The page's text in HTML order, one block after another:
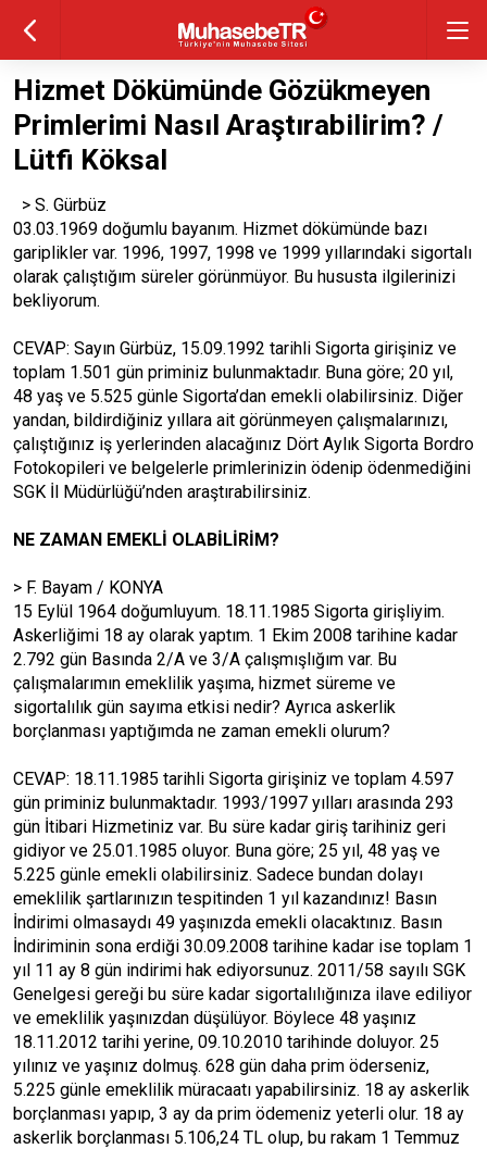
Hizmet Dökümünde Gözükmeyen
Primlerimi Nasıl Araştırabilirim? /
Lütfi Köksal
> S. Gürbüz
03.03.1969 doğumlu bayanım. Hizmet dökümünde bazı
gariplikler var. 1996, 1997, 1998 ve 1999 yıllarındaki sigortalı
olarak çalıştığım süreler görünmüyor. Bu hususta ilgilerinizi
bekliyorum.
CEVAP: Sayın Gürbüz, 15.09.1992 tarihli Sigorta girişiniz ve
toplam 1.501 gün priminiz bulunmaktadır. Buna göre; 20 yıl,
48 yaş ve 5.525 günle Sigorta’dan emekli olabilirsiniz. Diğer
yandan, bildirdiğiniz yıllara ait görünmeyen çalışmalarınızı,
çalıştığınız iş yerlerinden alacağınız Dört Aylık Sigorta Bordro
Fotokopileri ve belgelerle primlerinizin ödenip ödenmediğini
SGK İl Müdürlüğü’nden araştırabilirsiniz.
NE ZAMAN EMEKLİ OLABİLİRİM?
> F. Bayam / KONYA
15 Eylül 1964 doğumluyum. 18.11.1985 Sigorta girişliyim.
Askerliğimi 18 ay olarak yaptım. 1 Ekim 2008 tarihine kadar
2.792 gün Basında 2/A ve 3/A çalışmışlığım var. Bu
çalışmalarımın emeklilik yaşıma, hizmet süreme ve
sigortalılık gün sayıma etkisi nedir? Ayrıca askerlik
borçlanması yaptığımda ne zaman emekli olurum?
CEVAP: 18.11.1985 tarihli Sigorta girişiniz ve toplam 4.597
gün priminiz bulunmaktadır. 1993/1997 yılları arasında 293
gün İtibari Hizmetiniz var. Bu süre kadar giriş tarihiniz geri
gidiyor ve 25.01.1985 oluyor. Buna göre; 25 yıl, 48 yaş ve
5.225 günle emekli olabilirsiniz. Sadece bundan dolayı
emeklilik şartlarınızın tespitinden 1 yıl kazandınız! Basın
İndirimi olmasaydı 49 yaşınızda emekli olacaktınız. Basın
İndiriminin sona erdiği 30.09.2008 tarihine kadar ise toplam 1
yıl 11 ay 8 gün indirimi hak ediyorsunuz. 2011/58 sayılı SGK
Genelgesi gereği bu süre kadar sigortalılığınıza ilave ediliyor
ve emeklilik yaşınızdan düşülüyor. Böylece 48 yaşınız
18.11.2012 tarihi yerine, 09.10.2010 tarihinde doluyor. 25
yılınız ve yaşınız dolmuş. 628 gün daha prim öderseniz,
5.225 günle emeklilik müracaatı yapabilirsiniz. 18 ay askerlik
borçlanması yapıp, 3 ay da prim ödemeniz yeterli olur. 18 ay
askerlik borçlanması 5.106,24 TL olup, bu rakam 1 Temmuz